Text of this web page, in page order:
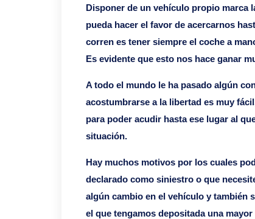
Disponer de un vehículo propio marca
pueda hacer el favor de acercarnos
corren es tener siempre el coche a
Es evidente que esto nos hace ganar
A todo el mundo le ha pasado algún
acostumbrarse a la libertad es muy
para poder acudir hasta ese lugar al
situación.
Hay muchos motivos por los cuales
declarado como siniestro o que
algún cambio en el vehículo y también
el que tengamos depositada una